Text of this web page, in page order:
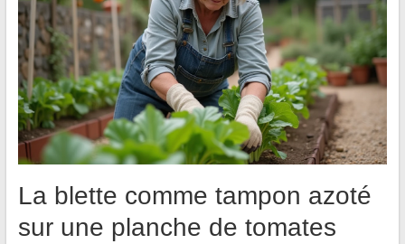
La blette comme tampon azoté
sur une planche de tomates